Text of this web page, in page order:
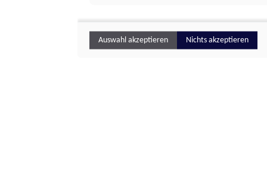
Auswahl akzeptieren Nichts akzeptieren